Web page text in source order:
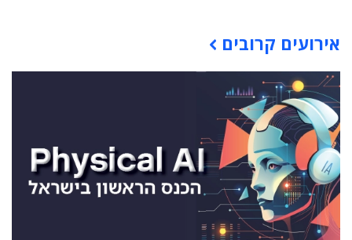
אירועים קרובים